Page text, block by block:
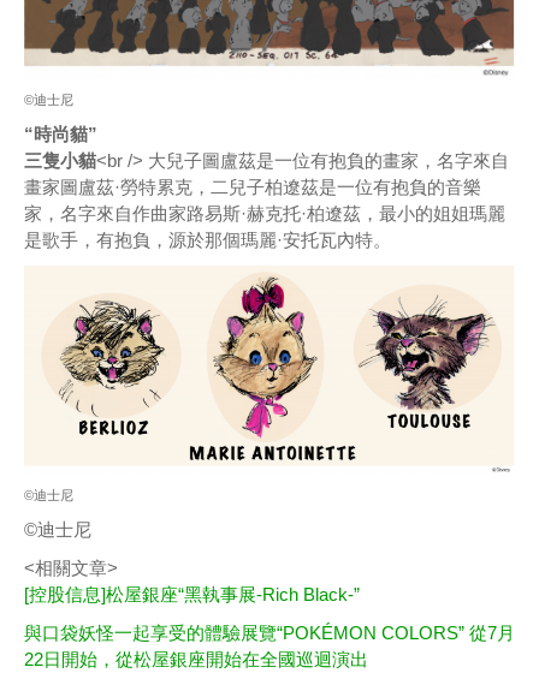
©迪士尼
“時尚貓”
三隻小貓<br /> 大兒子圖盧茲是一位有抱負的畫家，名字來自
畫家圖盧茲·勞特累克，二兒子柏遼茲是一位有抱負的音樂
家，名字來自作曲家路易斯·赫克托·柏遼茲，最小的姐姐瑪麗
是歌手，有抱負，源於那個瑪麗·安托瓦內特。
©迪士尼
©迪士尼
<相關文章>
[控股信息]松屋銀座“黑執事展-Rich Black-”
與口袋妖怪一起享受的體驗展覽“POKÉMON COLORS” 從7月
22日開始，從松屋銀座開始在全國巡迴演出